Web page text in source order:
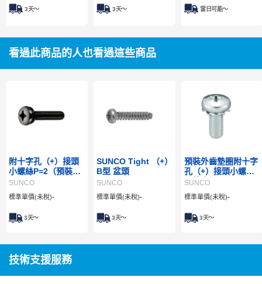
3天～ 3天～ 當日可能〜
看過此商品的人也看過這些商品
附十字孔（+）接頭
小螺絲P=2（預裝
SW）
SUNCO
標準單價(未稅)-
3天～
SUNCO Tight （+）
B型 盆頭
SUNCO
標準單價(未稅)-
3天～
預裝外齒墊圈附十字
孔（+）接頭小螺絲
（外齒W）
SUNCO
標準單價(未稅)-
3天～
技術支援服務